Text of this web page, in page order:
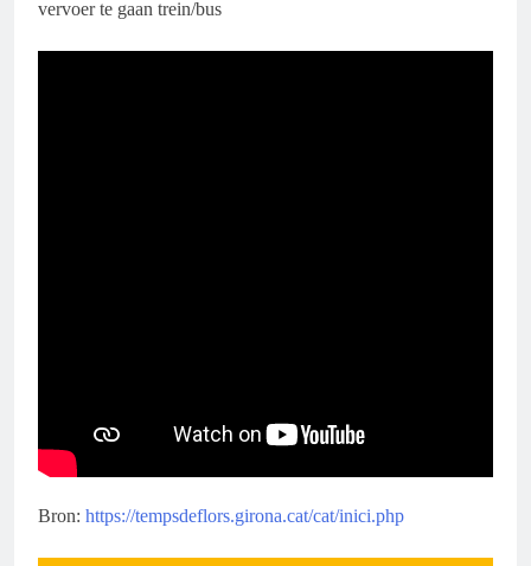
vervoer te gaan trein/bus
Bron: https://tempsdeflors.girona.cat/cat/inici.php